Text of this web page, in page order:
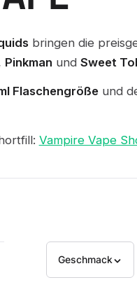
bringen die
Pinkman und Sweet
Flaschengrößeund
Vampire Vape
Geschmack